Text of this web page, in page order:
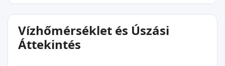
Vízhőmérséklet és Úszási
Áttekintés